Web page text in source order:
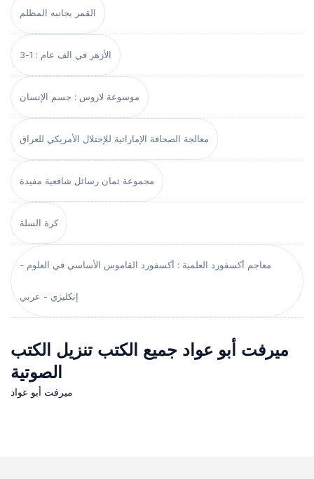
القمر بجانبه المظلم
الأزهر في الف عام : 1-3
موسوعة لاروس : جسم الإنسان
معالجة الصحافة الإماراتية للإحتلال الأمريكي للعراق
مجموعة ثمان رسائل شافعية مفيدة
كرة السلة
معاجم أكسفورد العلمية : أكسفورد القاموس الأساسي في العلوم -
إنكليزي - عربي
ميرفت أبو عواد جميع الكتب تنزيل الكتب
الصوتية
ميرفت أبو عواد